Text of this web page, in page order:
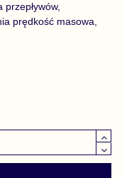
prędkość masowa,